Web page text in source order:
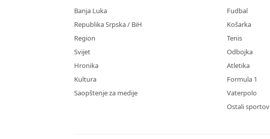
Banja Luka
Republika Srpska / BiH
Region
Svijet
Hronika
Kultura
Saopštenje za medije
Fudbal
Košarka
Tenis
Odbojka
Atletika
Formula 1
Vaterpolo
Ostali